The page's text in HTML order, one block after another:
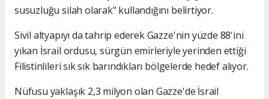
susuzluğu silah olarak" kullandığını belirtiyor.
Sivil altyapıyı da tahrip ederek Gazze'nin yüzde 88'ini
yıkan İsrail ordusu, sürgün emirleriyle yerinden ettiği
Filistinlileri sık sık barındıkları bölgelerde hedef alıyor.
Nüfusu yaklaşık 2,3 milyon olan Gazze'de İsrail